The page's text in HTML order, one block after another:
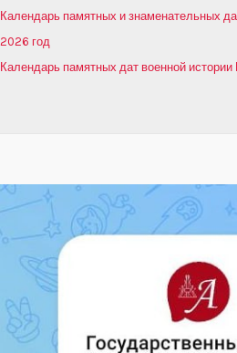
Календарь памятных и знаменательных
2026 год
Календарь памятных дат военной истории